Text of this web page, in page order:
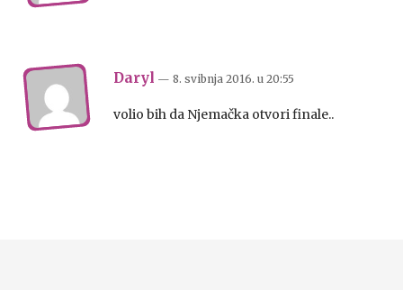
Daryl — 8. svibnja 2016. u 20:55
volio bih da Njemačka otvori finale..